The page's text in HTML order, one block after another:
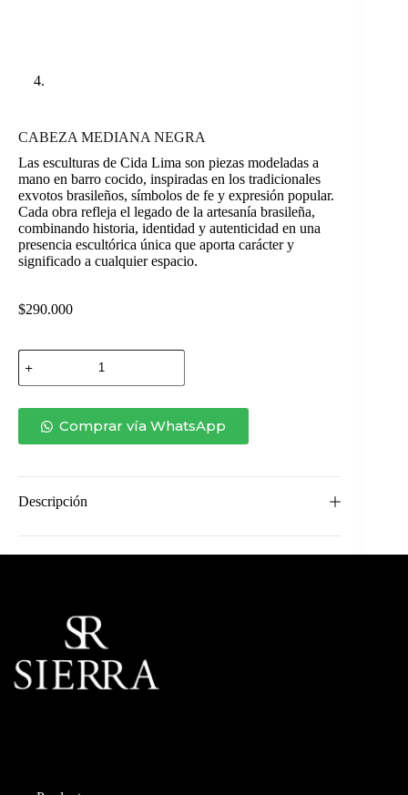
CABEZA MEDIANA NEGRA
Las esculturas de Cida Lima son piezas modeladas a
mano en barro cocido, inspiradas en los tradicionales
exvotos brasileños, símbolos de fe y expresión popular.
Cada obra refleja el legado de la artesanía brasileña,
combinando historia, identidad y autenticidad en una
presencia escultórica única que aporta carácter y
significado a cualquier espacio.
$290.000
CABEZA
MEDIANA
NEGRA
Comprar vía WhatsApp
Descripción